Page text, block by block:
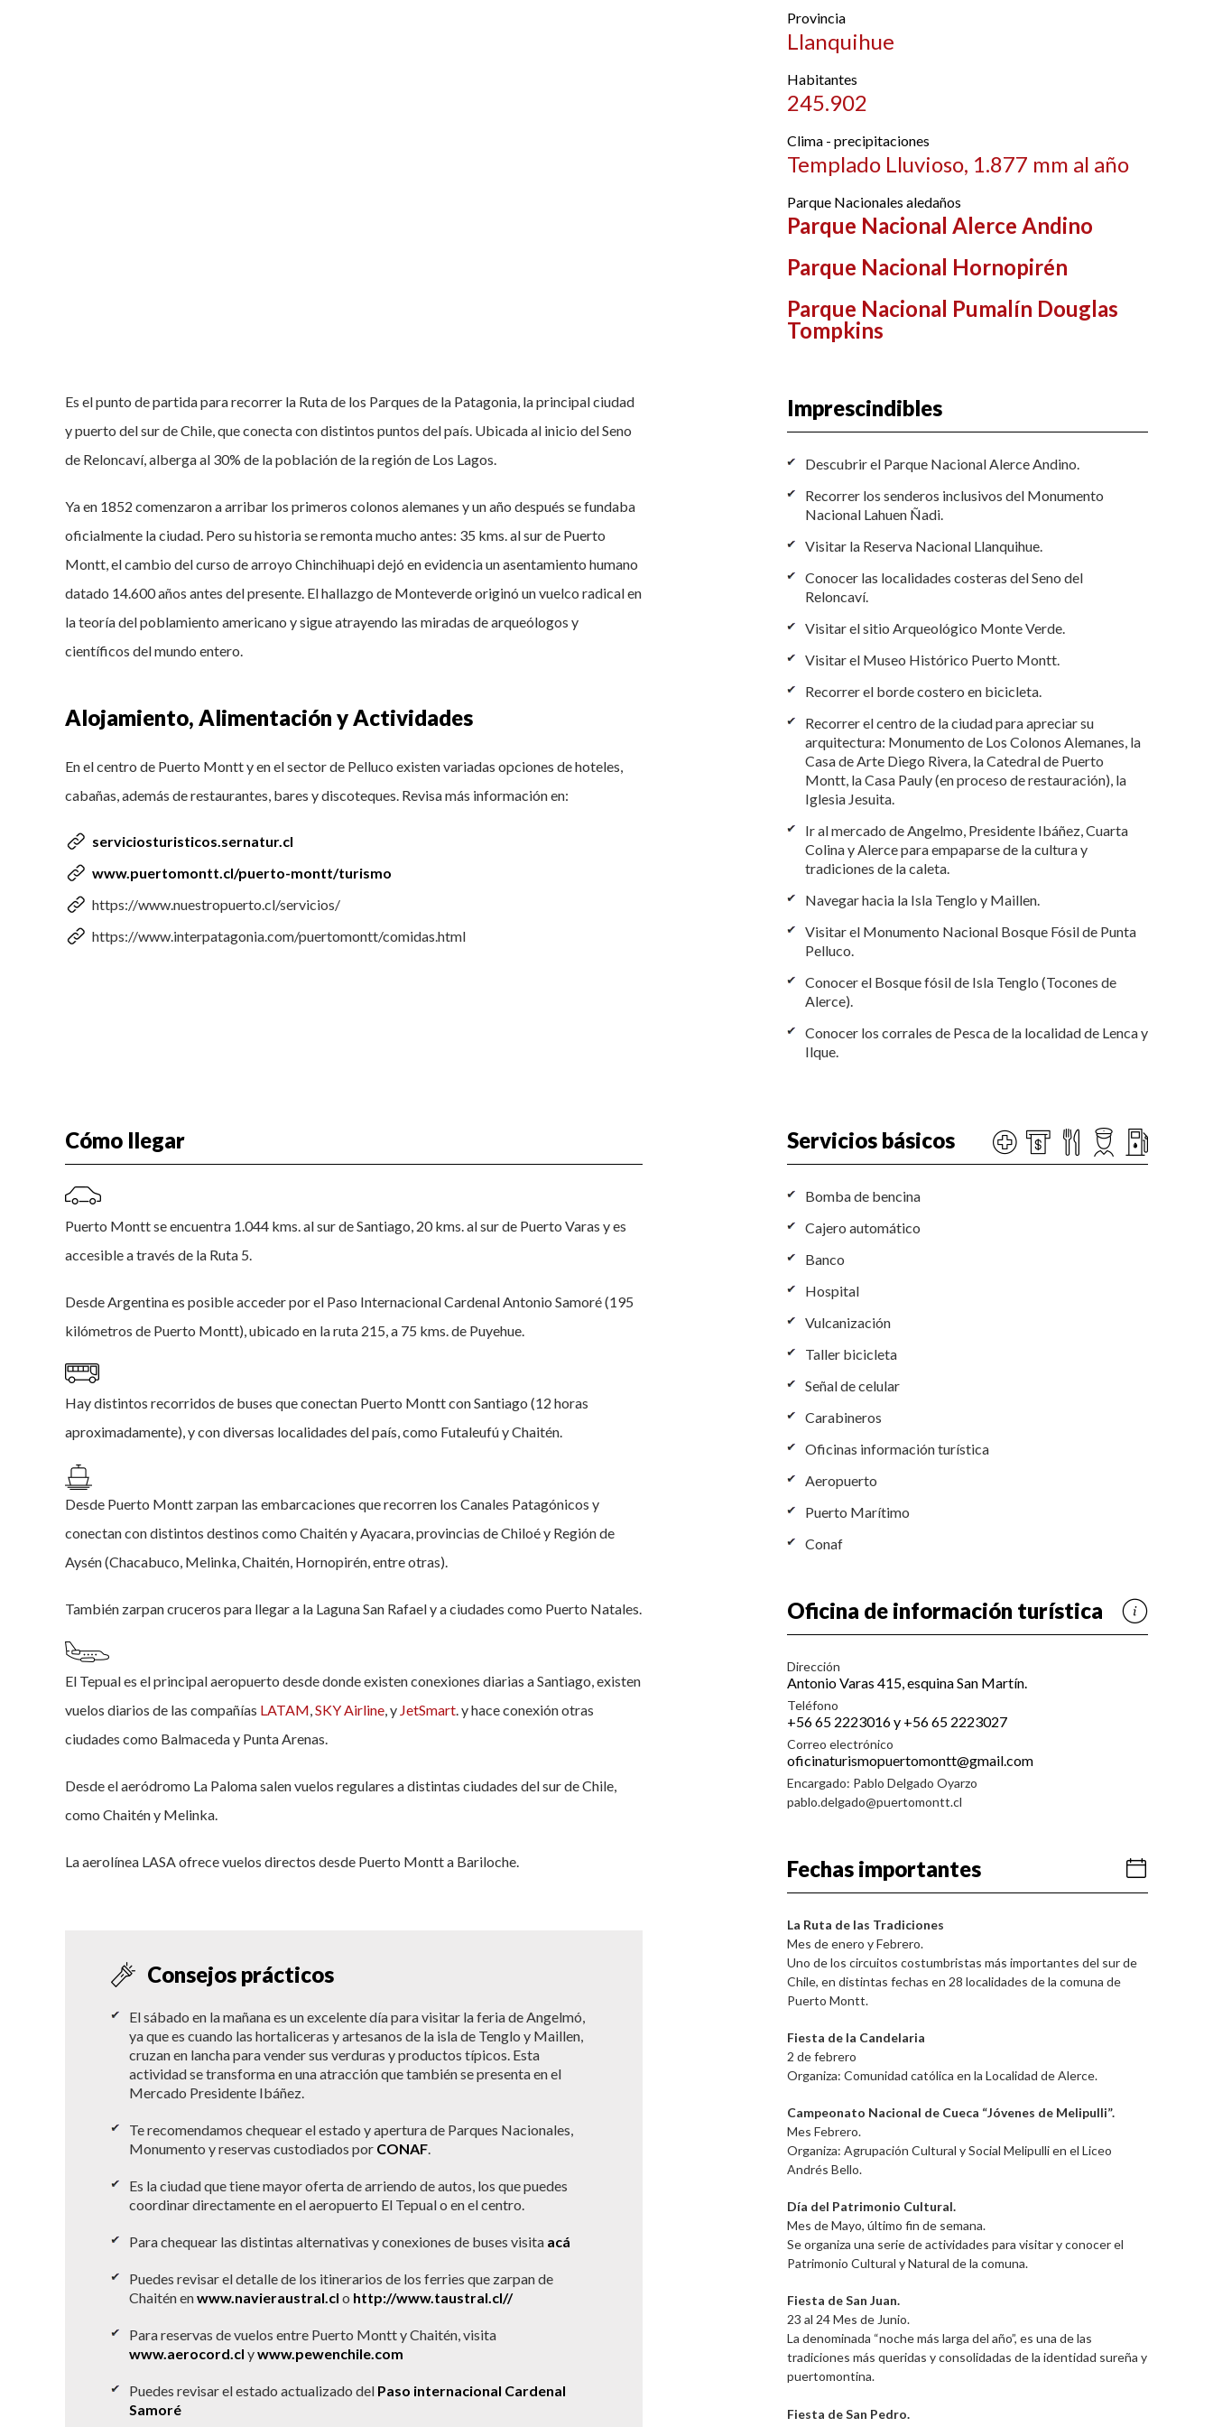
Es el punto de partida para recorrer la Ruta de los Parques de la Patagonia, la principal ciudad
y puerto del sur de Chile, que conecta con distintos puntos del país. Ubicada al inicio del Seno
de Reloncaví, alberga al 30% de la población de la región de Los Lagos.
Ya en 1852 comenzaron a arribar los primeros colonos alemanes y un año después se fundaba
oficialmente la ciudad. Pero su historia se remonta mucho antes: 35 kms. al sur de Puerto
Montt, el cambio del curso de arroyo Chinchihuapi dejó en evidencia un asentamiento humano
datado 14.600 años antes del presente. El hallazgo de Monteverde originó un vuelco radical en
la teoría del poblamiento americano y sigue atrayendo las miradas de arqueólogos y
científicos del mundo entero.
Alojamiento, Alimentación y Actividades
En el centro de Puerto Montt y en el sector de Pelluco existen variadas opciones de hoteles,
cabañas, además de restaurantes, bares y discoteques. Revisa más información en:
serviciosturisticos.sernatur.cl
www.puertomontt.cl/puerto-montt/turismo
https://www.nuestropuerto.cl/servicios/
https://www.interpatagonia.com/puertomontt/comidas.html
Provincia
Llanquihue
Habitantes
245.902
Clima - precipitaciones
Templado Lluvioso, 1.877 mm al año
Parque Nacionales aledaños
Parque Nacional Alerce Andino
Parque Nacional Hornopirén
Parque Nacional Pumalín Douglas
Tompkins
Imprescindibles
Descubrir el Parque Nacional Alerce Andino.
Recorrer los senderos inclusivos del Monumento
Nacional Lahuen Ñadi.
Visitar la Reserva Nacional Llanquihue.
Conocer las localidades costeras del Seno del
Reloncaví.
Visitar el sitio Arqueológico Monte Verde.
Visitar el Museo Histórico Puerto Montt.
Recorrer el borde costero en bicicleta.
Recorrer el centro de la ciudad para apreciar su
arquitectura: Monumento de Los Colonos Alemanes, la
Casa de Arte Diego Rivera, la Catedral de Puerto
Montt, la Casa Pauly (en proceso de restauración), la
Iglesia Jesuita.
Ir al mercado de Angelmo, Presidente Ibáñez, Cuarta
Colina y Alerce para empaparse de la cultura y
tradiciones de la caleta.
Navegar hacia la Isla Tenglo y Maillen.
Visitar el Monumento Nacional Bosque Fósil de Punta
Pelluco.
Conocer el Bosque fósil de Isla Tenglo (Tocones de
Alerce).
Conocer los corrales de Pesca de la localidad de Lenca y
Ilque.
Cómo llegar
Puerto Montt se encuentra 1.044 kms. al sur de Santiago, 20 kms. al sur de Puerto Varas y es
accesible a través de la Ruta 5.
Desde Argentina es posible acceder por el Paso Internacional Cardenal Antonio Samoré (195
kilómetros de Puerto Montt), ubicado en la ruta 215, a 75 kms. de Puyehue.
Hay distintos recorridos de buses que conectan Puerto Montt con Santiago (12 horas
aproximadamente), y con diversas localidades del país, como Futaleufú y Chaitén.
Desde Puerto Montt zarpan las embarcaciones que recorren los Canales Patagónicos y
conectan con distintos destinos como Chaitén y Ayacara, provincias de Chiloé y Región de
Aysén (Chacabuco, Melinka, Chaitén, Hornopirén, entre otras).
También zarpan cruceros para llegar a la Laguna San Rafael y a ciudades como Puerto Natales.
El Tepual es el principal aeropuerto desde donde existen conexiones diarias a Santiago, existen
vuelos diarios de las compañías LATAM,SKY Airline, y JetSmart. y hace conexión otras
ciudades como Balmaceda y Punta Arenas.
Desde el aeródromo La Paloma salen vuelos regulares a distintas ciudades del sur de Chile,
como Chaitén y Melinka.
La aerolínea LASA ofrece vuelos directos desde Puerto Montt a Bariloche.
Consejos prácticos
El sábado en la mañana es un excelente día para visitar la feria de Angelmó,
ya que es cuando las hortaliceras y artesanos de la isla de Tenglo y Maillen,
cruzan en lancha para vender sus verduras y productos típicos. Esta
actividad se transforma en una atracción que también se presenta en el
Mercado Presidente Ibáñez.
Te recomendamos chequear el estado y apertura de Parques Nacionales,
Monumento y reservas custodiados por CONAF
Es la ciudad que tiene mayor oferta de arriendo de autos, los que puedes
coordinar directamente en el aeropuerto El Tepual o en el centro.
Para chequear las distintas alternativas y conexiones de buses visita acá
Puedes revisar el detalle de los itinerarios de los ferries que zarpan de
Chaitén enwww.navieraustral.cl o http://www.taustral.cl//
Para reservas de vuelos entre Puerto Montt y Chaitén, visita
www.aerocord.cl ywww.pewenchile.com
Puedes revisar el estado actualizado del Paso internacional Cardenal
Samoré
Servicios básicos
Bomba de bencina
Cajero automático
Banco
Hospital
Vulcanización
Taller bicicleta
Señal de celular
Carabineros
Oficinas información turística
Aeropuerto
Puerto Marítimo
Conaf
Oficina de información turística
Dirección
Antonio Varas 415, esquina San Martín.
Teléfono
+56 65 2223016 y +56 65 2223027
Correo electrónico
oficinaturismopuertomontt@gmail.com
Encargado: Pablo Delgado Oyarzo
pablo.delgado@puertomontt.cl
Fechas importantes
La Ruta de las Tradiciones
Mes de enero y Febrero.
Uno de los circuitos costumbristas más importantes del sur de
Chile, en distintas fechas en 28 localidades de la comuna de
Puerto Montt.
Fiesta de la Candelaria
2 de febrero
Organiza: Comunidad católica en la Localidad de Alerce.
Campeonato Nacional de Cueca “Jóvenes de Melipulli”.
Mes Febrero.
Organiza: Agrupación Cultural y Social Melipulli en el Liceo
Andrés Bello.
Día del Patrimonio Cultural.
Mes de Mayo, último fin de semana.
Se organiza una serie de actividades para visitar y conocer el
Patrimonio Cultural y Natural de la comuna.
Fiesta de San Juan.
23 al 24 Mes de Junio.
La denominada “noche más larga del año”, es una de las
tradiciones más queridas y consolidadas de la identidad sureña y
puertomontina.
Fiesta de San Pedro.